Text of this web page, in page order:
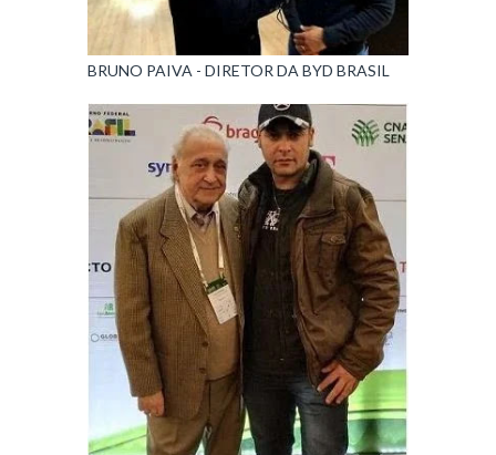
BRUNO PAIVA - DIRETOR DA BYD BRASIL